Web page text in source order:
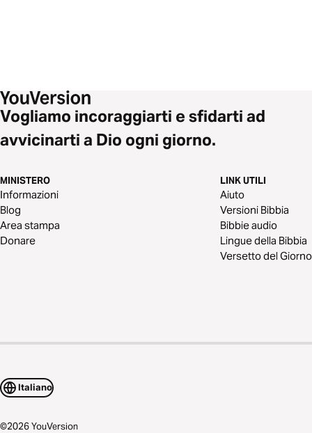
Vogliamo incoraggiarti e sfidarti ad
avvicinarti a Dio ogni giorno.
MINISTERO
Informazioni
Blog
Area stampa
Donare
LINK UTILI
Aiuto
Versioni Bibbia
Bibbie audio
Lingue della Bibbia
Versetto del Giorno
Italiano
©2026YouVersion